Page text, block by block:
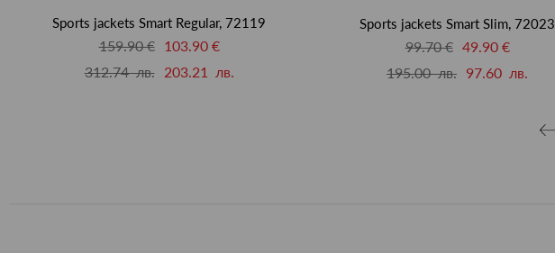
Sports jackets Smart Regular, 72119
159.90 €
103.90 €
312.74 лв.
203.21 лв.
Sports jackets Smart Slim, 72023
99.70 € 49.90 €
195.00 лв. 97.60 лв.